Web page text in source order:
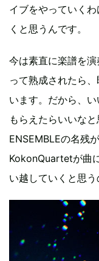
イブをやっていく
くと思うんです。
今は素直に楽譜を
って熟成されたら
います。だから、
もらえたらいいな
ENSEMBLEの名残
KokonQuartetが曲
い越していくと思う